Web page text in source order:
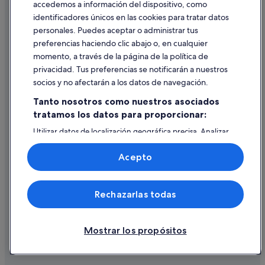
Ayuda
Cancelar un vuelo
Cancelar una reserva de hotel o de un alquiler vacacional
Utilizar un cupón de Expedia
Documentos para viajes internacionales
© 2026 Expedia, Inc., una empresa de Expedia Group. Todos los
derechos reservados. Expedia y el logotipo de Expedia son marcas
comerciales o marcas comerciales registradas de Expedia, Inc.
accedemos a información del dispositivo, como
identificadores únicos en las cookies para tratar datos
personales. Puedes aceptar o administrar tus
preferencias haciendo clic abajo o, en cualquier
momento, a través de la página de la política de
privacidad. Tus preferencias se notificarán a nuestros
socios y no afectarán a los datos de navegación.
Tanto nosotros como nuestros asociados
tratamos los datos para proporcionar:
Utilizar datos de localización geográfica precisa. Analizar
activamente las características del dispositivo para su
identificación. Almacenar la información en un dispositivo
y/o acceder a ella. Publicidad y contenido personalizados,
medición de publicidad y contenido, investigación de
audiencia y desarrollo de servicios.
Lista de asociados (proveedores)
Mostrar los propósitos
Rechazarlas todas
Acepto